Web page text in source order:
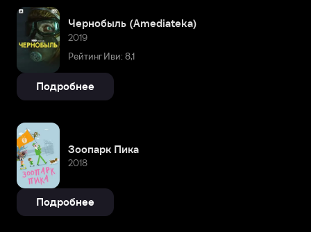
Чернобыль (Amediateka)
2019
Рейтинг Иви: 8,1
Подробнее
Зоопарк Пика
2018
Подробнее